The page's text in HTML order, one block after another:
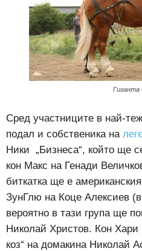
Гиганта
Сред участниците в най-
подал и собственика на
Ники „Бизнеса“, който ще
кон Макс на Генади
биткатка ще е
ЗунГлю на Коце Алексиев
вероятно в тази група ще
Николай Христов. Кон Хари
коз“ на домакина Николай